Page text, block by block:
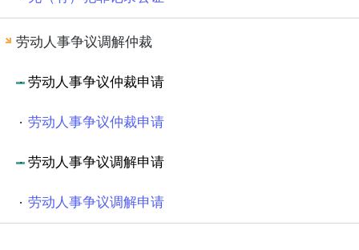
劳动人事争议调解仲裁
劳动人事争议仲裁申请
劳动人事争议仲裁申请
劳动人事争议调解申请
劳动人事争议调解申请